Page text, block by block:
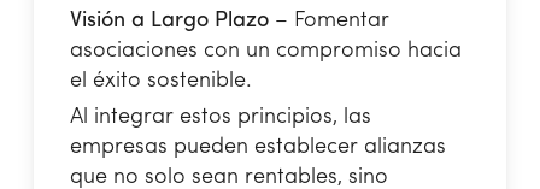
Visión a Largo Plazo – Fomentar
asociaciones con un compromiso hacia
el éxito sostenible.
Al integrar estos principios, las
empresas pueden establecer alianzas
que no solo sean rentables, sino